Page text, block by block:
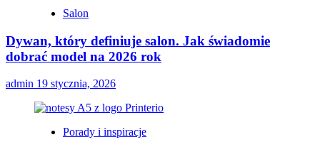
Salon
Dywan, który definiuje salon. Jak świadomie
dobrać model na 2026 rok
admin 19 stycznia, 2026
Porady i inspiracje